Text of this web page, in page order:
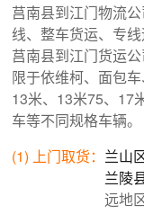
莒南县到江门物流
线、整车货运、专
莒南县到江门货运
限于依维柯、面包
13米、13米75、17
车等不同规格车辆。
(1) 上门取货： 兰山
兰陵
远地